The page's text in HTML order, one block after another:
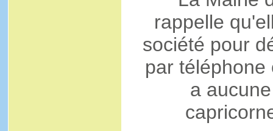
rappelle
société pour
par téléphone
a